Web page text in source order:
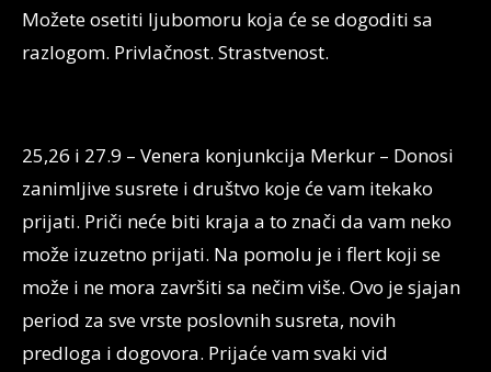
Možete osetiti ljubomoru koja će se dogoditi sa
razlogom. Privlačnost. Strastvenost.
25,26 i 27.9 – Venera konjunkcija Merkur – Donosi
zanimljive susrete i društvo koje će vam itekako
prijati. Priči neće biti kraja a to znači da vam neko
može izuzetno prijati. Na pomolu je i flert koji se
može i ne mora završiti sa nečim više. Ovo je sjajan
period za sve vrste poslovnih susreta, novih
predloga i dogovora. Prijaće vam svaki vid